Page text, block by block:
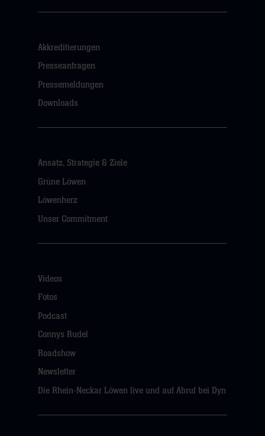
Akkreditierungen
Presseanfragen
Pressemeldungen
Downloads
Ansatz, Strategie & Ziele
Grüne Löwen
Löwenherz
Unser Commitment
Videos
Fotos
Podcast
Connys Rudel
Roadshow
Newsletter
Die Rhein-Neckar Löwen live und auf Abruf bei Dyn